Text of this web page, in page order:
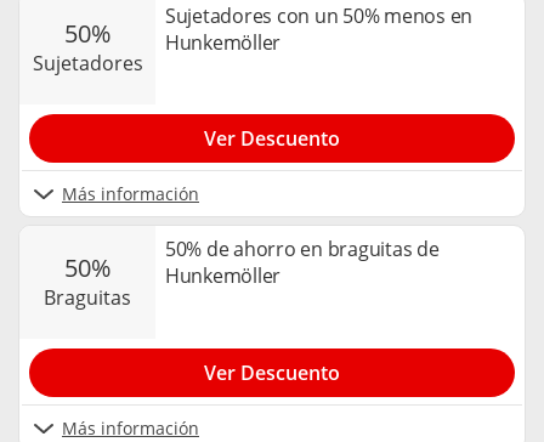
50%
sujetadores
Sujetadores con un 50% menos en
Hunkemöller
Más información
Ver Descuento
50%
braguitas
50% de ahorro en braguitas de
Hunkemöller
Más información
Ver Descuento